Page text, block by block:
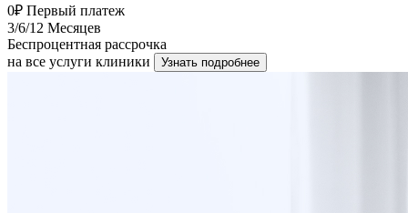
0₽ Первый платеж
3/6/12 Месяцев
Беспроцентная рассрочка
на все услуги клиники
Узнать подробнее